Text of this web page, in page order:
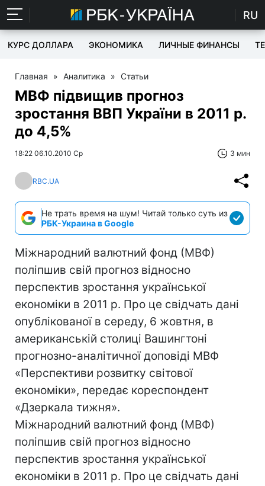
RU
КУРС ДОЛЛАРА ЭКОНОМИКА ЛИЧНЫЕ ФИНАНСЫ
Главная » Аналитика » Статьи
МВФ підвищив прогноз
зростання ВВП України в 2011 р.
до 4,5%
18:22 06.10.2010 Ср 3 мин
RBC.UA
Не трать время на шум! Читай только суть из
РБК-Украина в Google
Міжнародний валютний фонд (МВФ)
поліпшив свій прогноз відносно
перспектив зростання української
економіки в 2011 р. Про це свідчать дані
опублікованої в середу, 6 жовтня, в
американській столиці Вашингтоні
прогнозно-аналітичної доповіді МВФ
«Перспективи розвитку світової
економіки», передає кореспондент
«Дзеркала тижня».
Міжнародний валютний фонд (МВФ)
поліпшив свій прогноз відносно
перспектив зростання української
економіки в 2011 р. Про це свідчать дані